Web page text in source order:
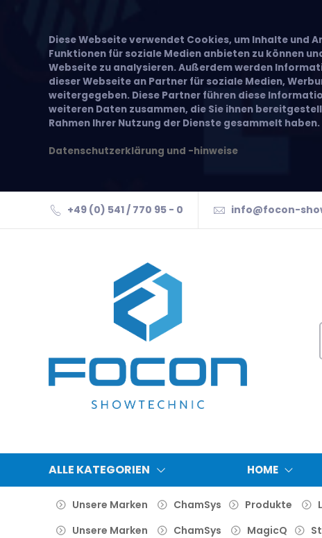
Diese Webseite verwendet Cookies, um Inhalte und
Funktionen für soziale Medien anbieten zu können
Webseite zu analysieren. Außerdem werden
dieser Webseite an Partner für soziale Medien,
weitergegeben. Diese Partner führen diese
weiteren Daten zusammen, die Sie ihnen
Rahmen Ihrer Nutzung der Dienste gesammelt haben.
Datenschutzerklärung und -hinweise
+49 (0) 541 / 770 95 - 0 info@focon-
ALLE KATEGORIEN HOME
Unsere Marken ChamSys Produkte
Unsere Marken
ChamSys MagicQ